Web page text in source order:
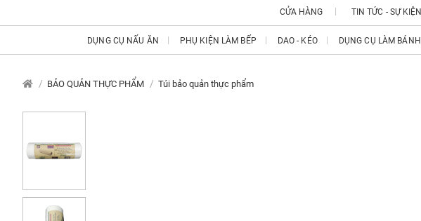
CỬA HÀNG TIN TỨC - SỰ KIỆN
DỤNG CỤ NẤU ĂN PHỤ KIỆN LÀM BẾP DAO - KÉO DỤNG CỤ LÀM BÁNH
BẢO QUẢN THỰC PHẨM Túi bảo quản thực phẩm